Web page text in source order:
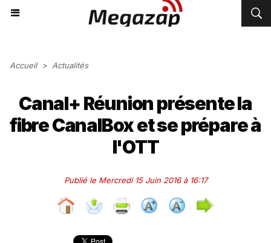
Accueil > Actualités
Canal+ Réunion présente la
fibre CanalBox et se prépare à
l'OTT
Publié le Mercredi 15 Juin 2016 à 16:17